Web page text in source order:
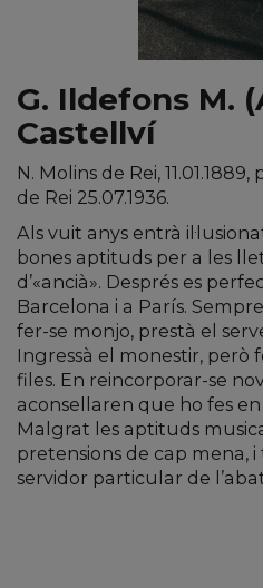
G. Ildefons M.
Castellví
N. Molins de Rei,
de Rei 25.07.1936.
Als vuit anys entrà
bones aptituds per a les
d’«ancià». Després es
Barcelona i a París.
fer-se monjo, prestà el
Ingressà el monestir, però
files. En reincorporar-se
aconsellaren que ho fes
Malgrat les aptituds
pretensions de cap mena,
servidor particular de